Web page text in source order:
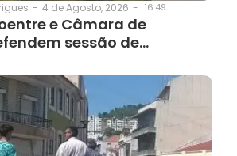
- 4 de Agosto, 2026 - 16:49
e Câmara de
sessão de…